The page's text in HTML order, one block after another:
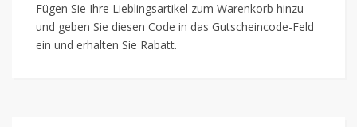
Fügen Sie Ihre Lieblingsartikel zum Warenkorb hinzu
und geben Sie diesen Code in das Gutscheincode-Feld
ein und erhalten Sie Rabatt.